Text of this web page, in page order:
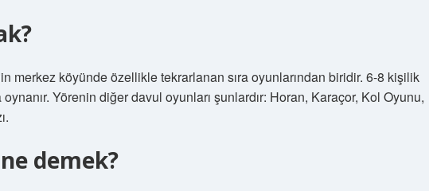
merkez köyünde özellikle tekrarlanan sıra oyunlarından biridir. 6-8 kişilik
Yörenin diğer davul oyunları şunlardır: Horan, Karaçor, Kol Oyunu,
demek?